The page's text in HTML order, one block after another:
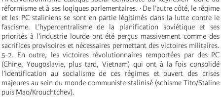
réformisme et à ses logiques parlementaires. · De l’autre côté, le régime
et les PC staliniens se sont en partie légitimés dans la lutte contre le
fascisme. L’hypercentralisme de la planification soviétique et ses
priorités à l’industrie lourde ont été perçus massivement comme des
sacrifices provisoires et nécessaires permettant des victoires militaires.
5-2. En outre, les victoires révolutionnaires remportées par des PC
(Chine, Yougoslavie, plus tard, Vietnam) qui ont à la fois consolidé
l’identification au socialisme de ces régimes et ouvert des crises
majeures au sein du monde communiste stalinisé (schisme Tito/Staline
puis Mao/Krouchtchev).